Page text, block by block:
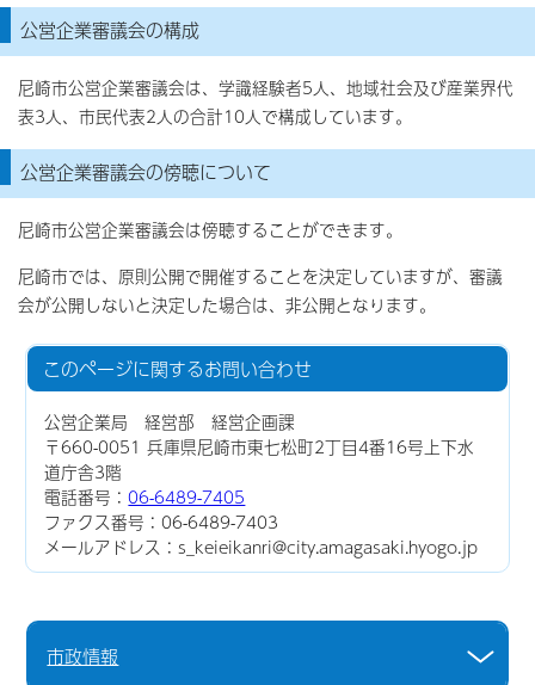
公営企業審議会の構成
尼崎市公営企業審議会は、学識経験者5人、地域社会及び産業界代
表3人、市民代表2人の合計10人で構成しています。
公営企業審議会の傍聴について
尼崎市公営企業審議会は傍聴することができます。
尼崎市では、原則公開で開催することを決定していますが、審議
会が公開しないと決定した場合は、非公開となります。
このページに関するお問い合わせ
公営企業局 経営部 経営企画課
〒660-0051 兵庫県尼崎市東七松町2丁目4番16号上下水
道庁舎3階
電話番号：06-6489-7405
ファクス番号：06-6489-7403
メールアドレス：s_keieikanri@city.amagasaki.hyogo.jp
市政情報